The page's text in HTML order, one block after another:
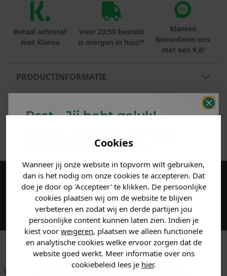
Cookies
Wanneer jij onze website in topvorm wilt gebruiken,
dan is het nodig om onze cookies te accepteren. Dat
doe je door op 'Accepteer' te klikken. De persoonlijke
cookies plaatsen wij om de website te blijven
verbeteren en zodat wij en derde partijen jou
persoonlijke content kunnen laten zien. Indien je
kiest voor weigeren, plaatsen we alleen functionele
en analytische cookies welke ervoor zorgen dat de
website goed werkt. Meer informatie over ons
cookiebeleid lees je hier.
Betaal achteraf
met Klarna
Voor 23:59 besteld
is morgen in huis!*
Klanten
beoordelen ons
met een 9,6!
PRODUCTINFORMATIE
Maak een account aan en ontvang 5%
korting op je eerste bestelling!
Betaal achteraf met
Voor 23:59 besteld
Klanten beoordelen
Psst... Jij hebt geluk!
Welke mystery
krijg jij? (Tot-30%
Vertel ons waar je naar op
zoek bent. 👇
Heren kleding
Dames kleding